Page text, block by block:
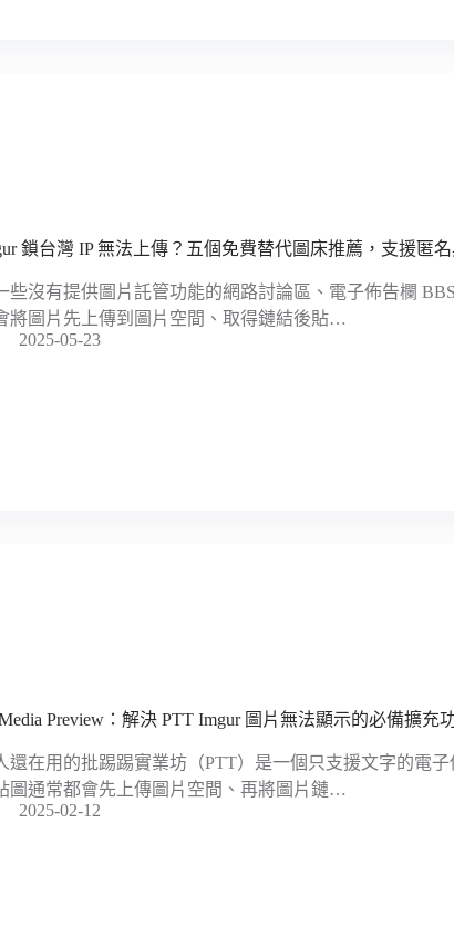
鎖台灣 IP 無法上傳？五個免費替代圖床推薦，支援匿
些沒有提供圖片託管功能的網路討論區、電子佈告欄
將圖片先上傳到圖片空間、取得鏈結後貼…
2025-05-23
Preview：解決 PTT Imgur 圖片無法顯示的必備擴充
還在用的批踢踢實業坊（PTT）是一個只支援文字的電
圖通常都會先上傳圖片空間、再將圖片鏈…
2025-02-12